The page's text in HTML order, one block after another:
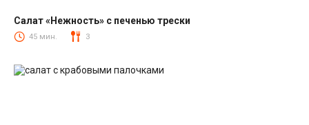
Салаты из печени трески
Салат «Нежность» с печенью трески
45 мин. 3